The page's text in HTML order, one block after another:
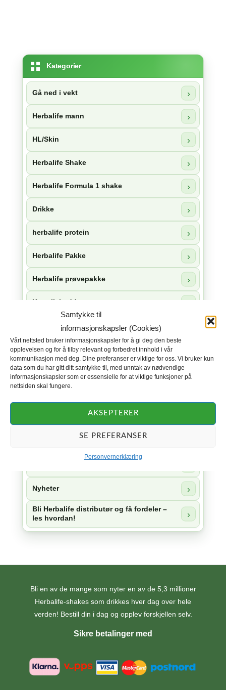
Samtykke til
informasjonskapsler (Cookies)
Vårt nettsted bruker informasjonskapsler for å gi deg den beste
opplevelsen og for å tilby relevant og forbedret innhold i vår
kommunikasjon med deg. Dine preferanser er viktige for oss. Vi bruker kun
data som du har gitt ditt samtykke til, med unntak av nødvendige
informasjonskapsler som er essensielle for at viktige funksjoner på
nettsiden skal fungere.
AKSEPTERER
SE PREFERANSER
Personvernerklæring
Kategorier
Gå ned i vekt
Herbalife mann
HL/Skin
Herbalife Shake
Herbalife Formula 1 shake
Drikke
herbalife protein
Herbalife Pakke
Herbalife prøvepakke
Kosttilskudd
Herbalife snacks
Herbalife sjokolade
Herbalife 24
Nyheter
Bli Herbalife distributør og få fordeler –
les hvordan!
Bli en av de mange som nyter en av de 5,3 millioner
Herbalife-shakes som drikkes hver dag over hele
verden! Bestill din i dag og opplev forskjellen selv.
Sikre betalinger med